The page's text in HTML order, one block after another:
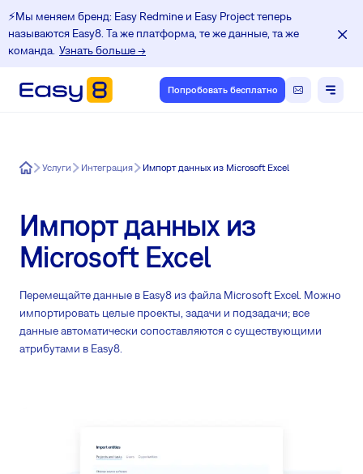
⚡️Мы меняем бренд: Easy Redmine и Easy Project теперь
называются Easy8. Та же платформа, те же данные, та же
команда. Узнать больше →
Попробовать бесплатно
Easy8Услуги Интеграция Импорт данных из Microsoft Excel
Импорт данных из
Microsoft Excel
Перемещайте данные в Easy8 из файла Microsoft Excel. Можно
импортировать целые проекты, задачи и подзадачи; все
данные автоматически сопоставляются с существующими
атрибутами в Easy8.